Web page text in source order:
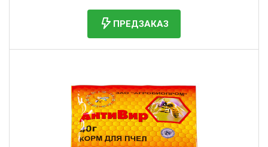
ПРЕДЗАКАЗ